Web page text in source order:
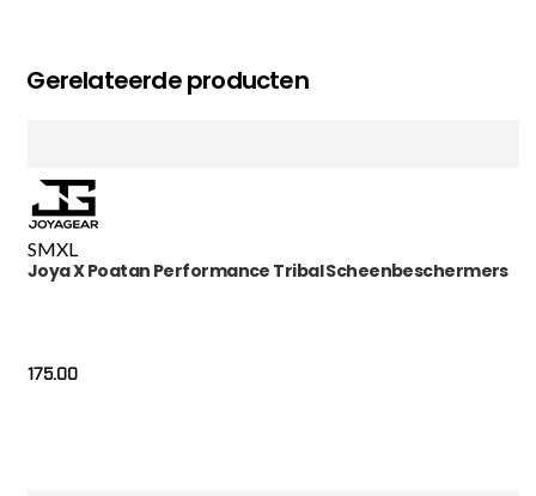
Gerelateerde producten
SMXL
Joya X Poatan Performance Tribal Scheenbeschermers
175.00